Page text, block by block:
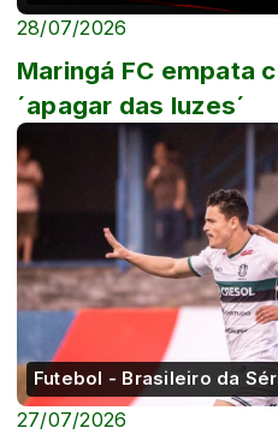
28/07/2026
Maringá FC empata
´apagar das luzes´
Futebol - Brasileiro da
27/07/2026